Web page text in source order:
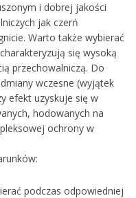
i dobrej jakości
jak czerń
Warto także wybierać
się wysoką
przechowalniczą. Do
wczesne (wyjątek
efekt uzyskuje się w
hodowanych na
ochrony w
podczas odpowiedniej